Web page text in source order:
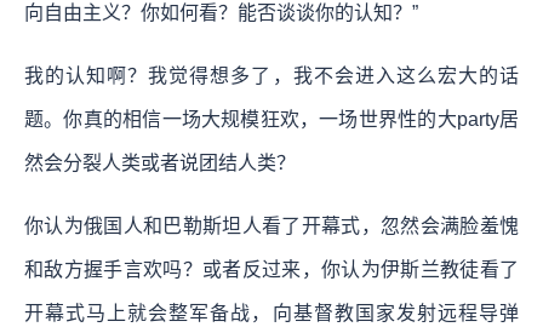
向自由主义？你如何看？能否谈谈你的认知？”
我的认知啊？我觉得想多了， 我不会进入这么宏大的话
题。你真的相信一场大规模狂欢，一场世界性的大party居
然会分裂人类或者说团结人类？
你认为俄国人和巴勒斯坦人看了开幕式，忽然会满脸羞愧
和敌方握手言欢吗？或者反过来，你认为伊斯兰教徒看了
开幕式马上就会整军备战，向基督教国家发射远程导弹